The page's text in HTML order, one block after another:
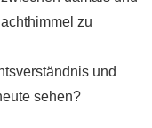
zu
und
sehen?